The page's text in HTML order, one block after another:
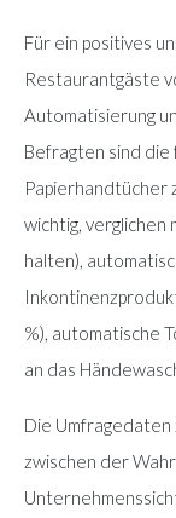
Für ein positives
Restaurantgäste
Automatisierung
Befragten sind
Papierhandtücher
wichtig, verglichen
halten),
%), automatische
an das
Die Umfragedaten
zwischen der